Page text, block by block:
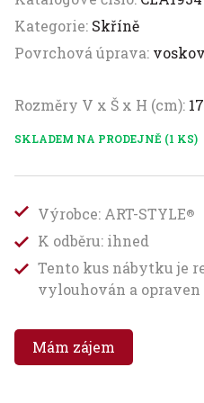
Kategorie: Skříně
Povrchová úprava:
Rozměry V x Š x H (cm):
SKLADEM NA PRODEJNĚ (1 KS)
Výrobce: ART-STYLE®
K odběru: ihned
Tento kus nábytku je
vylouhován a
Mám zájem